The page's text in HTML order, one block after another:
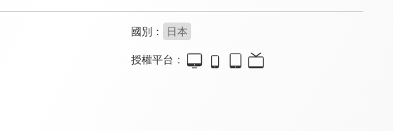
國別： 日本
授權平台：